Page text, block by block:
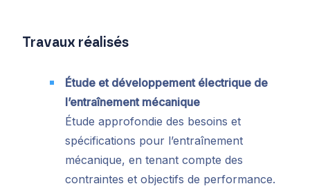
Travaux réalisés
Étude et développement électrique de
l’entraînement mécanique
Étude approfondie des besoins et
spécifications pour l’entraînement
mécanique, en tenant compte des
contraintes et objectifs de performance.